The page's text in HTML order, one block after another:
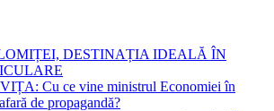
DESTINAȚIA IDEALĂ ÎN
Cu ce vine ministrul Economiei în
de propagandă?